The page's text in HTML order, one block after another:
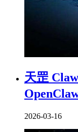
天罡
2026-03-16